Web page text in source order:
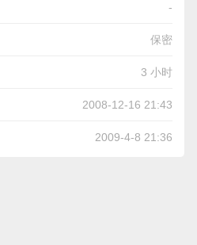
-
保密
3 小时
2008-12-16 21:43
2009-4-8 21:36